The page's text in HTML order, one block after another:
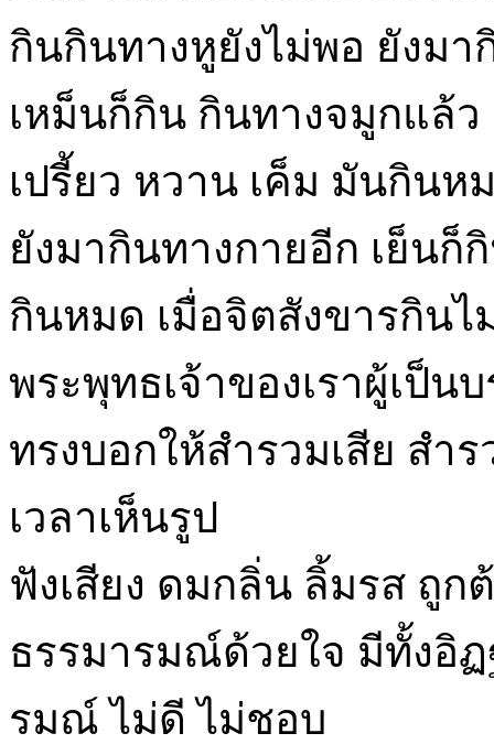
กินกินทางหูยังไม่พอ ยังม
เหม็นก็กิน กินทางจมูกแล้
เปรี้ยว หวาน เค็ม มันกิน
ยังมากินทางกายอีก เย็น
กินหมด เมื่อจิตสังขารกินไ
พระพุทธเจ้าของเราผู้เป็
ทรงบอกให้สำรวมเสีย สำ
เวลาเห็นรูป
ฟังเสียง ดมกลิ่น ลิ้มรส ถูก
ธรรมารมณ์ด้วยใจ มีทั้งอิ
รมณ์ ไม่ดี ไม่ชอบ